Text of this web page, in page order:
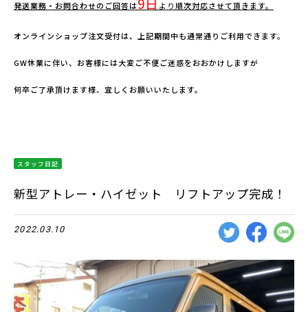
発送業務・お問合わせのご回答は より順次対応させて頂きます。
オンラインショップ注文受付は、上記期間中も通常通りご利用できます。
GW休業に伴い、お客様には大変ご不便ご迷惑をおおかけしますが
何卒ご了承頂けます様、宜しくお願いいたします。
スタッフ日記
新型アトレー・ハイゼット リフトアップ完成！
2022.03.10